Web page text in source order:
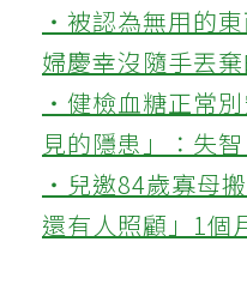
‧被認為無用的
婦慶幸沒隨手丟
‧健檢血糖正常
見的隱患」：失
‧兒邀84歲寡母
還有人照顧」1個